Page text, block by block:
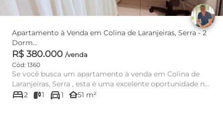
Apartamento à Venda em Colina de Laranjeiras, Serra - 2
Dorm...
R$ 380.000 /venda
Cód: 1360
Se você busca um apartamento à venda em Colina de
Laranjeiras, Serra , esta é uma excelente oportunidade no
Cond. Ilh...
bed2 1 directions_car1 other_houses51 m²